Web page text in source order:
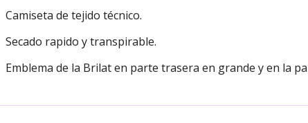
Camiseta de tejido técnico.
Secado rapido y transpirable.
Emblema de la Brilat en parte trasera en grande y en la